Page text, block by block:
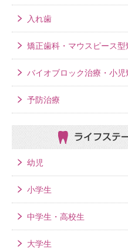
入れ歯
矯正歯科・マウスピース型
バイオブロック治療・小児
予防治療
ライフステ
幼児
小学生
中学生・高校生
大学生